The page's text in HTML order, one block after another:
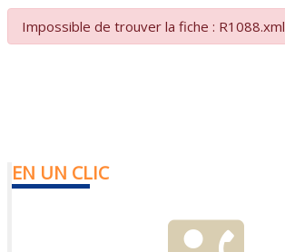
Impossible de trouver la fiche : R1088.xml
EN UN CLIC